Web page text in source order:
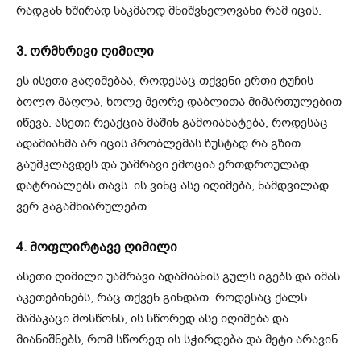
რადგან ხშირად საკმაოდ მნიშვნელოვანი რამ იცის.
3. ორმხრივი ღიმილი
ეს ისეთი გაღიმებაა, როდესაც თქვენი ერთი ტუჩის
ბოლო მაღლა, ხოლე მეორე დაბლითა მიმართულებით
იწევა. ასეთი რეაქცია მაშინ გამოიახატება, როდესაც
ადამიანმა არ იცის პრობლემას ზუსტად რა გზით
გაუმკლავდეს და უამრავი ემოცია ერთდროულად
დატრიალებს თავს. ის ვინც ასე იღიმება, ნამდვილად
ვერ გაგამხიარულებთ.
4. მოფლირტავე ღიმილი
ასეთი ღიმილი უამრავი ადამიანის გულს იგებს და იმას
აკეთებინებს, რაც თქვენ გინდათ. როდესაც ქალს
მამაკაცი მოსწონს, ის სწორედ ასე იღიმება და
მიანიშნებს, რომ სწორედ ის სჭირდება და მეტი არავინ.